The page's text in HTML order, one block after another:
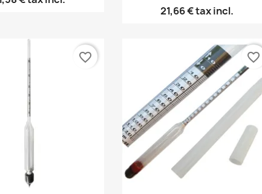
21,66 €tax incl.
favorite_border favorite_border